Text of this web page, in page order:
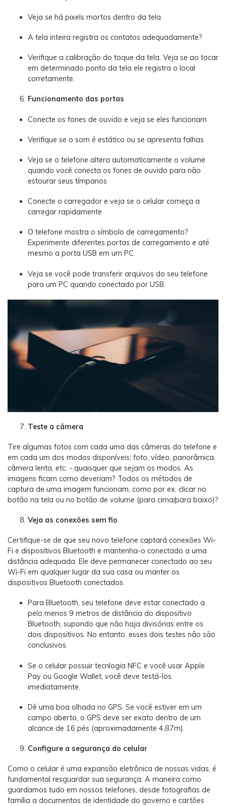
Veja se há pixels mortos dentro da tela
A tela inteira registra os contatos adequadamente?
Verifique a calibração do toque da tela. Veja se ao tocar
em determinado ponto da tela ele registra o local
corretamente.
Funcionamento das portas
Conecte os fones de ouvido e veja se eles funcionam
Verifique se o som é estático ou se apresenta falhas
Veja se o telefone altera automaticamente o volume
quando você conecta os fones de ouvido para não
estourar seus tímpanos
Conecte o carregador e veja se o celular começa a
carregar rapidamente
O telefone mostra o símbolo de carregamento?
Experimente diferentes portas de carregamento e até
mesmo a porta USB em um PC.
Veja se você pode transferir arquivos do seu telefone
para um PC quando conectado por USB.
Teste a câmera
Tire algumas fotos com cada uma das câmeras do telefone e
em cada um dos modos disponíveis; foto, vídeo, panorâmica,
câmera lenta, etc. - quaisquer que sejam os modos. As
imagens ficam como deveriam? Todos os métodos de
captura de uma imagem funcionam, como por ex. clicar no
botão na tela ou no botão de volume (para cima/para baixo)?
Veja as conexões sem fio
Certifique-se de que seu novo telefone captará conexões Wi-
Fi e dispositivos Bluetooth e mantenha-o conectado a uma
distância adequada. Ele deve permanecer conectado ao seu
Wi-Fi em qualquer lugar da sua casa ou manter os
dispositivos Bluetooth conectados.
Para Bluetooth, seu telefone deve estar conectado a
pelo menos 9 metros de distância do dispositivo
Bluetooth, supondo que não haja divisórias entre os
dois dispositivos. No entanto, esses dois testes não são
conclusivos.
Se o celular possuir tecnlogia NFC e você usar Apple
Pay ou Google Wallet, você deve testá-los
imediatamente.
Dê uma boa olhada no GPS. Se você estiver em um
campo aberto, o GPS deve ser exato dentro de um
alcance de 16 pés (aproximadamente 4,87m).
Configure a segurança do celular
Como o celular é uma expansão eletrônica de nossas vidas, é
fundamental resguardar sua segurança. A maneira como
guardamos tudo em nossos telefones, desde fotografias de
família a documentos de identidade do governo e cartões